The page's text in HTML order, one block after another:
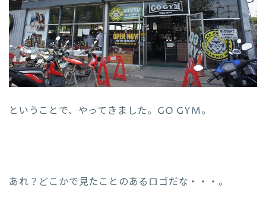
ということで、やってきました。GO GYM。
あれ？どこかで見たことのあるロゴだな・・・。